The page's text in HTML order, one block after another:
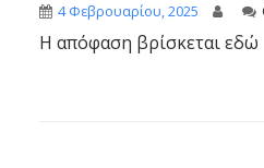
4 Φεβρουαρίου, 2025
Η απόφαση βρίσκεται εδώ